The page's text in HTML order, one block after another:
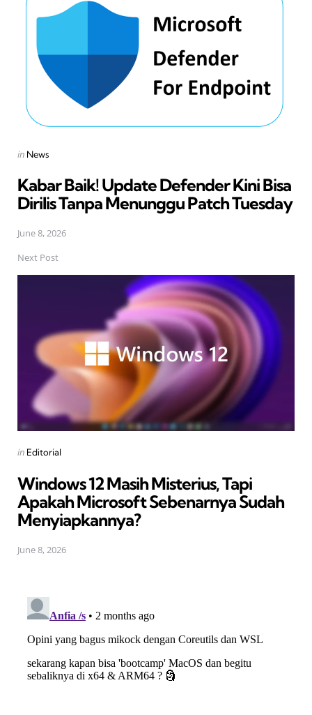
Posted
in News
Kabar Baik! Update Defender Kini Bisa
Dirilis Tanpa Menunggu Patch Tuesday
June 8, 2026
Next Post
Posted
in Editorial
Windows 12 Masih Misterius, Tapi
Apakah Microsoft Sebenarnya Sudah
Menyiapkannya?
June 8, 2026